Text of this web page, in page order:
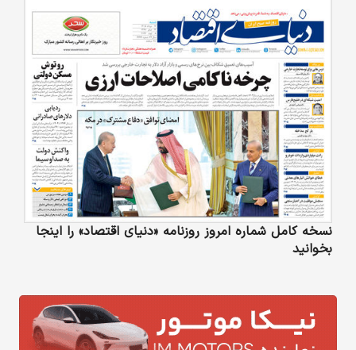
نسخه کامل شماره امروز روزنامه «دنیای‌ اقتصاد» را اینجا
بخوانید